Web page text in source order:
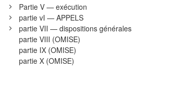
Partie V — exécution
partie vI — APPELS
partie VII — dispositions générales
partie VIII (OMISE)
partie IX (OMISE)
partie X (OMISE)